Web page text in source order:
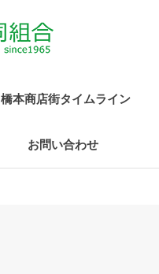
橋本商店街タイムライン
お問い合わせ